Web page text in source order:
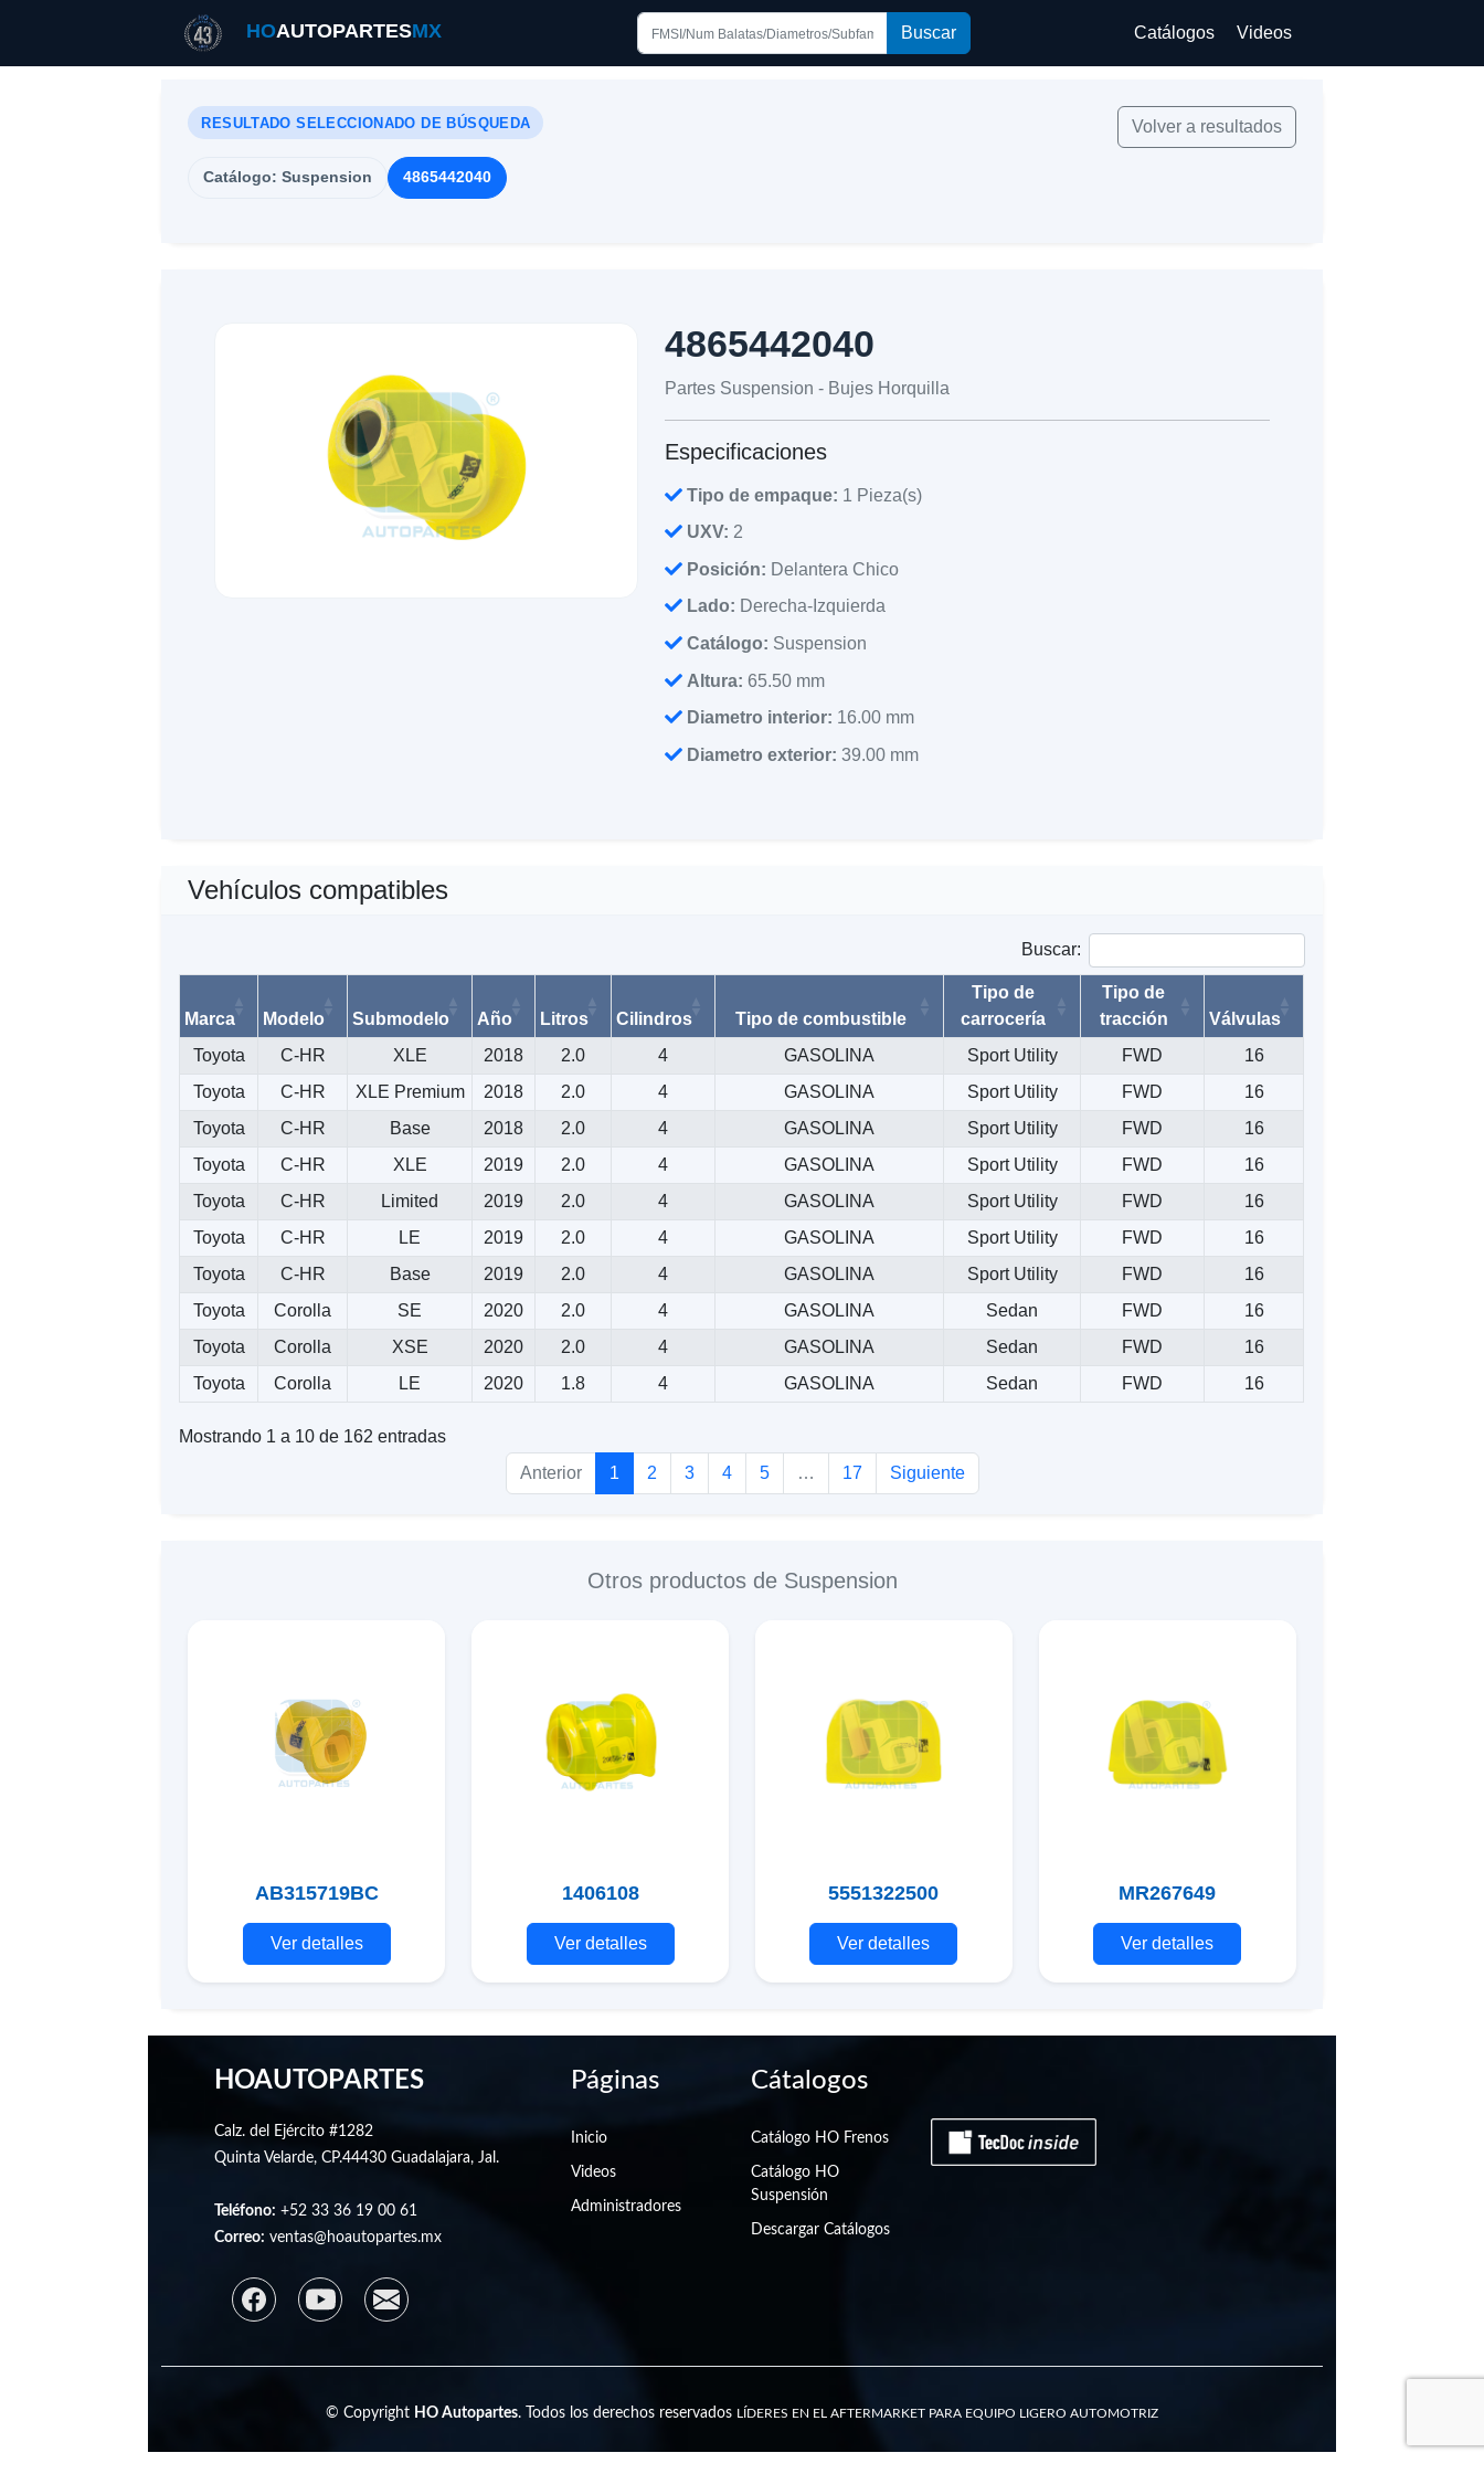
HOAUTOPARTESMX Buscar Catálogos Videos
RESULTADO SELECCIONADO DE BÚSQUEDA
Catálogo: Suspension 4865442040
Volver a resultados
4865442040
Partes Suspension - Bujes Horquilla
Especificaciones
Tipo de empaque: 1 Pieza(s)
UXV: 2
Posición: Delantera Chico
Lado: Derecha-Izquierda
Catálogo: Suspension
Altura: 65.50 mm
Diametro interior: 16.00 mm
Diametro exterior: 39.00 mm
Vehículos compatibles
Buscar:
Marca Modelo Submodelo Año Litros Cilindros Tipo de combustible
Tipo de
carrocería
Tipo de
tracción
Válvulas
Toyota
C-HR XLE 2018 2.0 4 GASOLINA Sport Utility FWD
16
Toyota
C-HR XLE Premium 2018 2.0 4 GASOLINA Sport Utility FWD
16
Toyota
C-HR Base 2018 2.0 4 GASOLINA Sport Utility FWD
16
Toyota
C-HR XLE 2019 2.0 4 GASOLINA Sport Utility FWD
16
Toyota
C-HR Limited 2019 2.0 4 GASOLINA Sport Utility FWD
16
Toyota
C-HR LE 2019 2.0 4 GASOLINA Sport Utility FWD
16
Toyota
C-HR Base 2019 2.0 4 GASOLINA Sport Utility FWD
16
Toyota
Corolla SE 2020 2.0 4 GASOLINA Sedan FWD
16
Toyota
Corolla XSE 2020 2.0 4 GASOLINA Sedan FWD
16
Toyota
Corolla LE 2020 1.8 4 GASOLINA Sedan FWD 16
Mostrando 1 a 10 de 162 entradas
Anterior
1 2 3 4 5 … 17 Siguiente
Otros productos de Suspension
AB315719BC
Ver detalles
1406108
Ver detalles
5551322500
Ver detalles
MR267649
Ver detalles
HOAUTOPARTES
Calz. del Ejército #1282
Quinta Velarde, CP.44430 Guadalajara, Jal.
Teléfono: +52 33 36 19 00 61
Correo: ventas@hoautopartes.mx
Páginas
Inicio
Videos
Administradores
Cátalogos
Catálogo HO Frenos
Catálogo HO
Suspensión
Descargar Catálogos
© Copyright HO Autopartes. Todos los derechos reservados LÍDERES EN EL AFTERMARKET PARA EQUIPO LIGERO AUTOMOTRIZ